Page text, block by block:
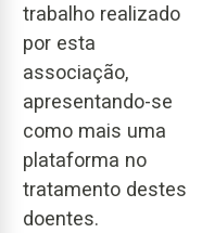
trabalho realizado
por esta
associação,
apresentando-se
como mais uma
plataforma no
tratamento destes
doentes.